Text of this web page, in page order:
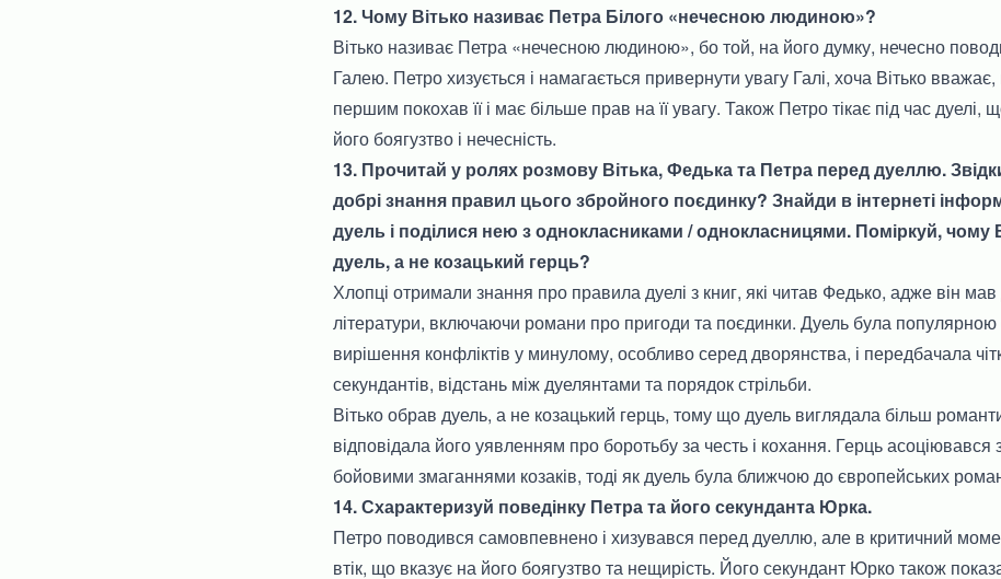
12. Чому Вітько називає Петра Білого «нечесною людиною»?
Вітько називає Петра «нечесною людиною», бо той, на його думку, нечесно
Галею. Петро хизується і намагається привернути увагу Галі, хоча Вітько
першим покохав її і має більше прав на її увагу. Також Петро тікає під час дуелі,
його боягузтво і нечесність.
13. Прочитай у ролях розмову Вітька, Федька та Петра перед дуеллю.
добрі знання правил цього збройного поєдинку? Знайди в інтернеті
дуель і поділися нею з однокласниками / однокласницями. Поміркуй, чому
дуель, а не козацький герць?
Хлопці отримали знання про правила дуелі з книг, які читав Федько, адже він
літератури, включаючи романи про пригоди та поєдинки. Дуель була
вирішення конфліктів у минулому, особливо серед дворянства, і передбачала
секундантів, відстань між дуелянтами та порядок стрільби.
Вітько обрав дуель, а не козацький герць, тому що дуель виглядала більш
відповідала його уявленням про боротьбу за честь і кохання. Герць асоціювався
бойовими змаганнями козаків, тоді як дуель була ближчою до європейських
14. Схарактеризуй поведінку Петра та його секунданта Юрка.
Петро поводився самовпевнено і хизувався перед дуеллю, але в критичний
втік, що вказує на його боягузтво та нещирість. Його секундант Юрко також